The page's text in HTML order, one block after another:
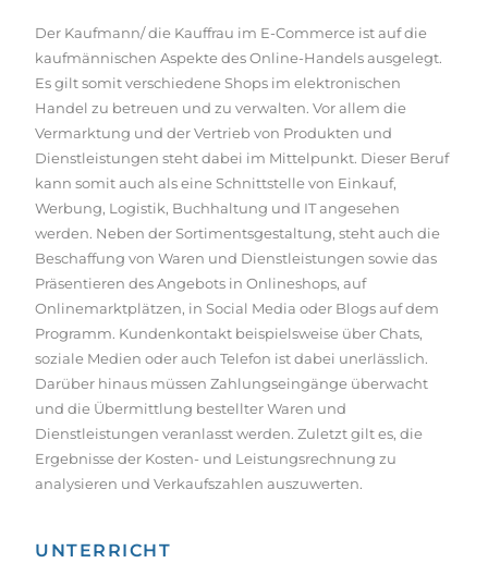
Der Kaufmann/ die Kauffrau im E-Commerce ist auf die
kaufmännischen Aspekte des Online-Handels ausgelegt.
Es gilt somit verschiedene Shops im elektronischen
Handel zu betreuen und zu verwalten. Vor allem die
Vermarktung und der Vertrieb von Produkten und
Dienstleistungen steht dabei im Mittelpunkt. Dieser Beruf
kann somit auch als eine Schnittstelle von Einkauf,
Werbung, Logistik, Buchhaltung und IT angesehen
werden. Neben der Sortimentsgestaltung, steht auch die
Beschaffung von Waren und Dienstleistungen sowie das
Präsentieren des Angebots in Onlineshops, auf
Onlinemarktplätzen, in Social Media oder Blogs auf dem
Programm. Kundenkontakt beispielsweise über Chats,
soziale Medien oder auch Telefon ist dabei unerlässlich.
Darüber hinaus müssen Zahlungseingänge überwacht
und die Übermittlung bestellter Waren und
Dienstleistungen veranlasst werden. Zuletzt gilt es, die
Ergebnisse der Kosten- und Leistungsrechnung zu
analysieren und Verkaufszahlen auszuwerten.
UNTERRICHT